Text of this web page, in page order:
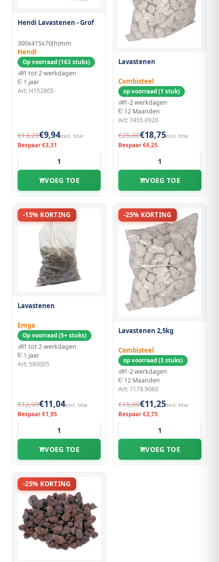
Hendi Lavastenen - Grof
300x415x70(h)mm
Hendi
Op voorraad (163 stuks)
1 tot 2 werkdagen
1 jaar
Art: H152805
€13,25€9,94excl. btw
Bespaar €3,31
VOEG TOE
Lavastenen
Combisteel
op voorraad (1 stuk)
1-2 werkdagen
12 Maanden
Art: 7455.0920
€25,00€18,75excl. btw
Bespaar €6,25
VOEG TOE
-15% KORTING
Lavastenen
Emga
Op voorraad (5+ stuks)
1 tot 2 werkdagen
1 jaar
Art: 580005
€12,99€11,04excl. btw
Bespaar €1,95
VOEG TOE
-25% KORTING
Lavastenen 2,5kg
Combisteel
op voorraad (3 stuks)
1-2 werkdagen
12 Maanden
Art: 7178.9060
€15,00€11,25excl. btw
Bespaar €3,75
VOEG TOE
-25% KORTING